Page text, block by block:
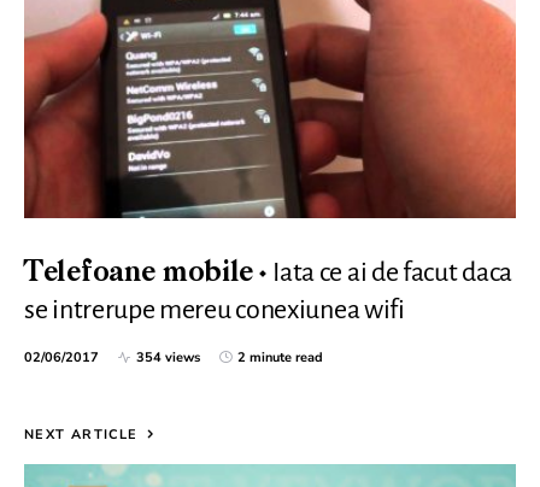
Telefoane mobile
Iata ce ai de facut daca
se intrerupe mereu conexiunea wifi
02/06/2017 354 views 2 minute read
NEXT ARTICLE